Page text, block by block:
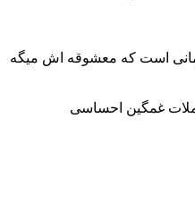
است که معشوقه اش میگه
غمگین احساسی